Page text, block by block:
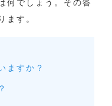
何でしょう。その答
ます。
ますか？